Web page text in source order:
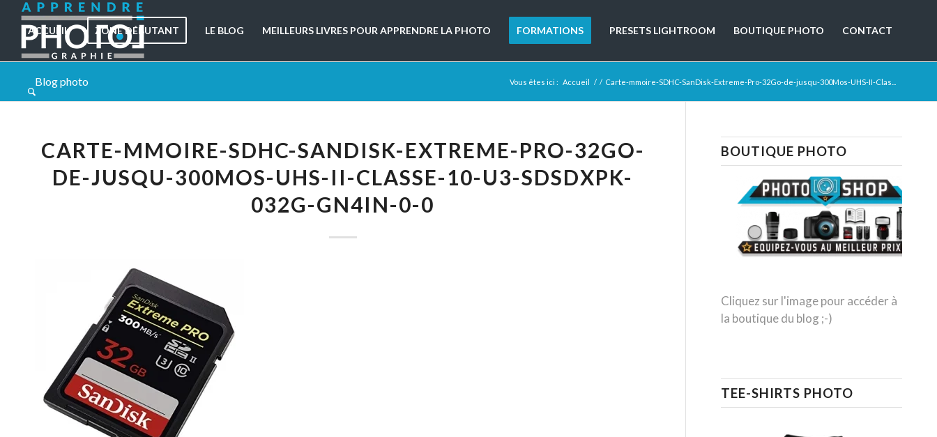
ACCUEIL ZONE DÉBUTANT LE BLOG MEILLEURS LIVRES POUR APPRENDRE LA PHOTO FORMATIONS PRESETS LIGHTROOM BOUTIQUE PHOTO CONTACT
Blog photo Vous êtes ici : Accueil / / Carte-mmoire-SDHC-SanDisk-Extreme-Pro-32Go-de-jusqu-300Mos-UHS-II-Clas...
CARTE-MMOIRE-SDHC-SANDISK-EXTREME-PRO-32GO-
DE-JUSQU-300MOS-UHS-II-CLASSE-10-U3-SDSDXPK-
032G-GN4IN-0-0
BOUTIQUE PHOTO
Cliquez sur l'image pour accéder à
la boutique du blog ;-)
TEE-SHIRTS PHOTO